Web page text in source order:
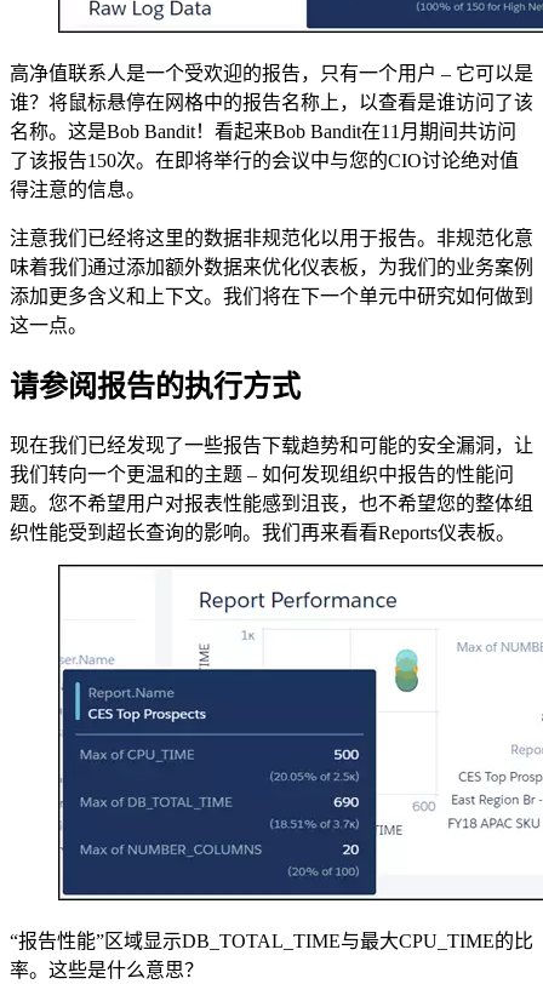
高净值联系人是一个受欢迎的报告，只有一个用户 – 它可以是
谁？将鼠标悬停在网格中的报告名称上，以查看是谁访问了该
名称。这是Bob Bandit！看起来Bob Bandit在11月期间共访问
了该报告150次。在即将举行的会议中与您的CIO讨论绝对值
得注意的信息。
注意我们已经将这里的数据非规范化以用于报告。非规范化意
味着我们通过添加额外数据来优化仪表板，为我们的业务案例
添加更多含义和上下文。我们将在下一个单元中研究如何做到
这一点。
请参阅报告的执行方式
现在我们已经发现了一些报告下载趋势和可能的安全漏洞，让
我们转向一个更温和的主题 – 如何发现组织中报告的性能问
题。您不希望用户对报表性能感到沮丧，也不希望您的整体组
织性能受到超长查询的影响。我们再来看看Reports仪表板。
“报告性能”区域显示DB_TOTAL_TIME与最大CPU_TIME的比
率。这些是什么意思？